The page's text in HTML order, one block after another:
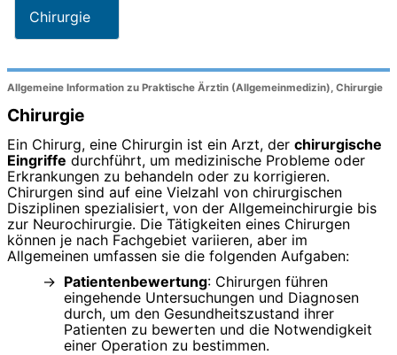
Chirurgie
Allgemeine Information zu Praktische Ärztin (Allgemeinmedizin), Chirurgie
Chirurgie
Ein Chirurg, eine Chirurgin ist ein Arzt, der chirurgische
Eingriffe durchführt, um medizinische Probleme oder
Erkrankungen zu behandeln oder zu korrigieren.
Chirurgen sind auf eine Vielzahl von chirurgischen
Disziplinen spezialisiert, von der Allgemeinchirurgie bis
zur Neurochirurgie. Die Tätigkeiten eines Chirurgen
können je nach Fachgebiet variieren, aber im
Allgemeinen umfassen sie die folgenden Aufgaben:
Patientenbewertung: Chirurgen führen
eingehende Untersuchungen und Diagnosen
durch, um den Gesundheitszustand ihrer
Patienten zu bewerten und die Notwendigkeit
einer Operation zu bestimmen.